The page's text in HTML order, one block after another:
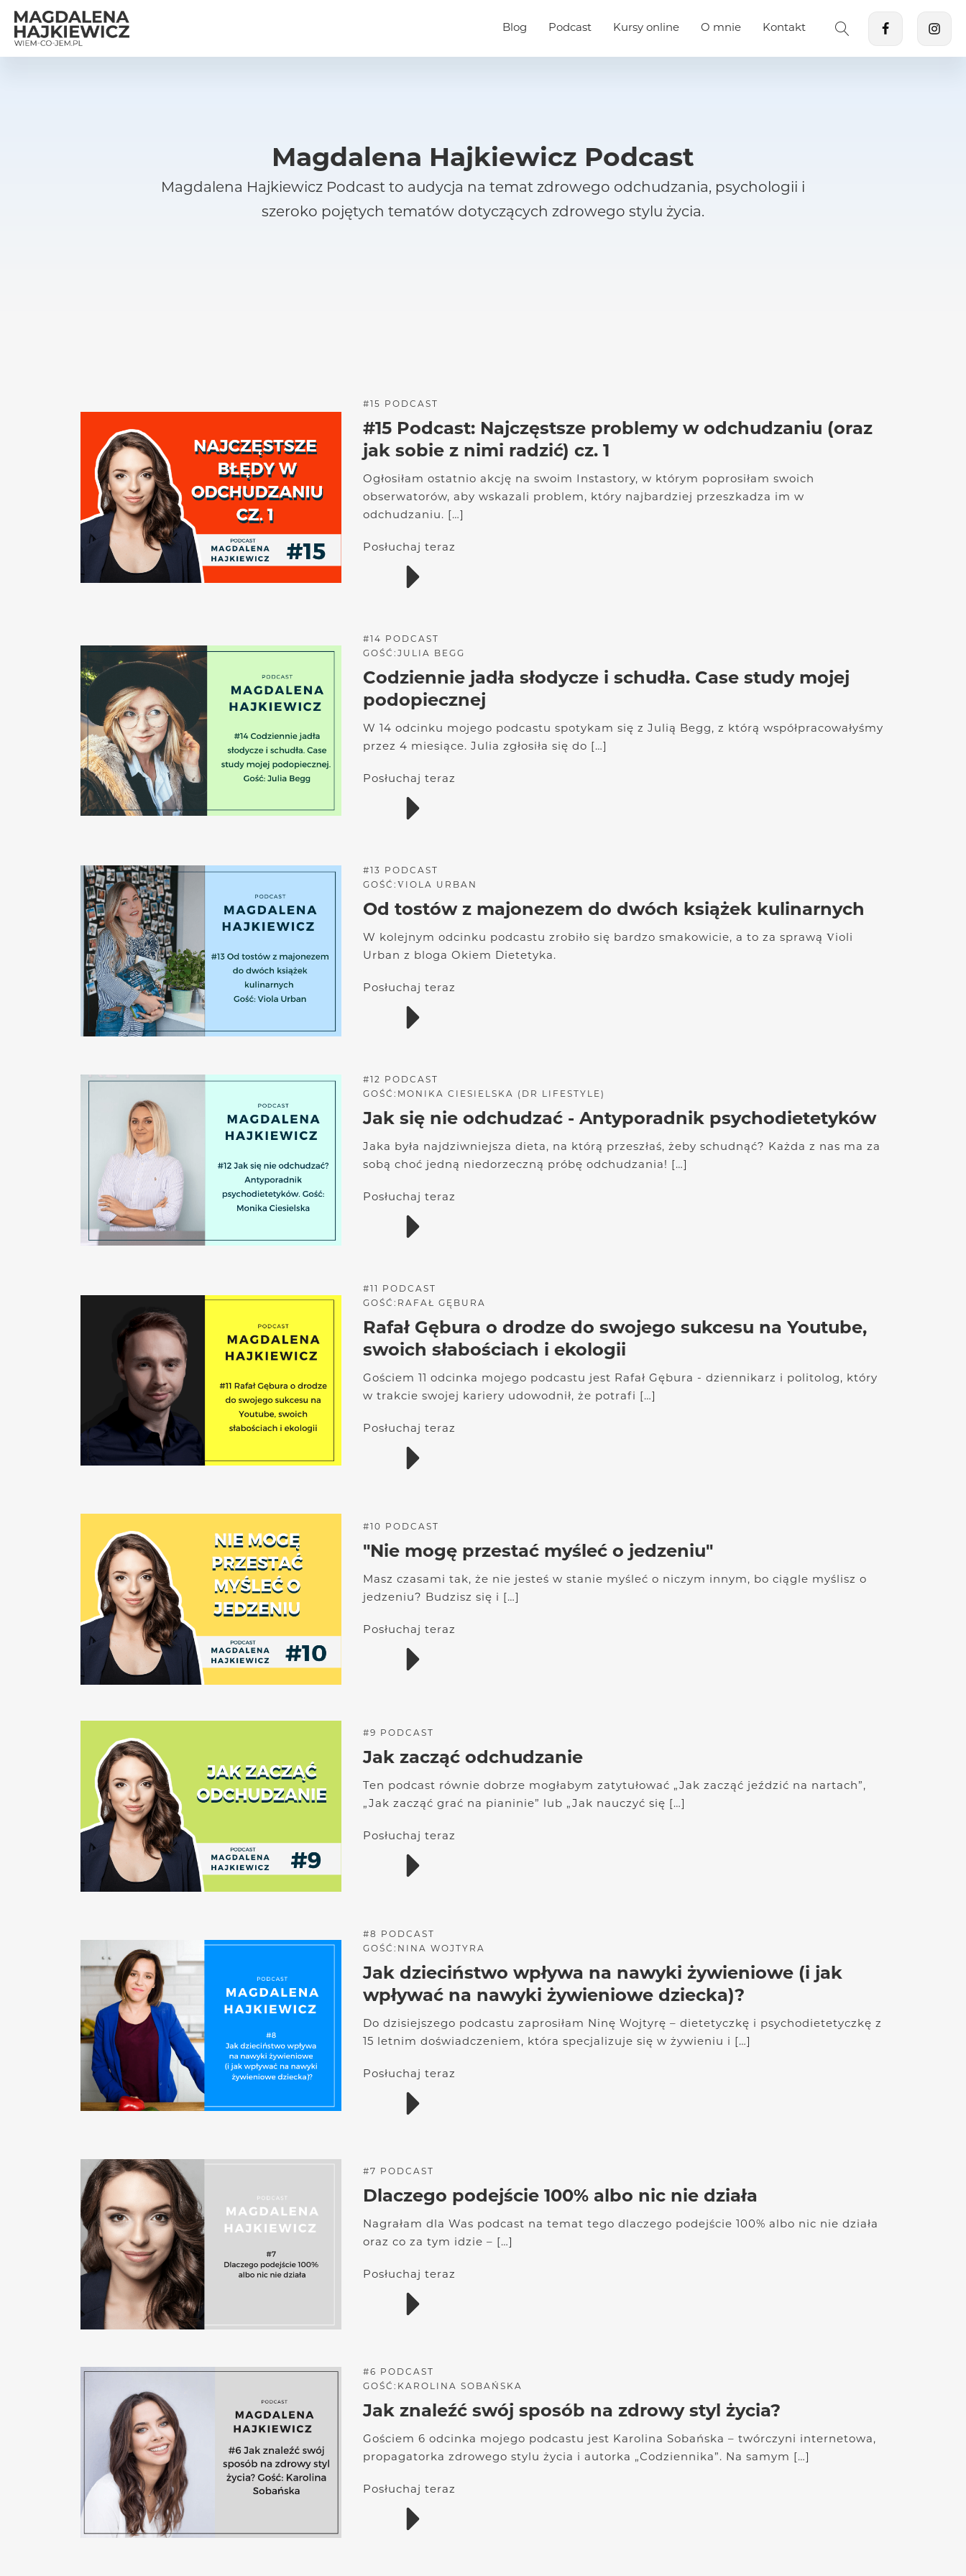
Blog Podcast Kursy online O mnie Kontakt
Magdalena Hajkiewicz Podcast
Magdalena Hajkiewicz Podcast to audycja na temat zdrowego odchudzania, psychologii i
szeroko pojętych tematów dotyczących zdrowego stylu życia.
# 15 PODCAST
#15 Podcast: Najczęstsze problemy w odchudzaniu (oraz
jak sobie z nimi radzić) cz. 1
Ogłosiłam ostatnio akcję na swoim Instastory, w którym poprosiłam swoich
obserwatorów, aby wskazali problem, który najbardziej przeszkadza im w
odchudzaniu. […]
Posłuchaj teraz
# 14
PODCAST
GOŚĆ:JULIA BEGG
Codziennie jadła słodycze i schudła. Case study mojej
podopiecznej
W 14 odcinku mojego podcastu spotykam się z Julią Begg, z którą współpracowałyśmy
przez 4 miesiące. Julia zgłosiła się do […]
Posłuchaj teraz
# 13
PODCAST
GOŚĆ: VIOLA URBAN
Od tostów z majonezem do dwóch książek kulinarnych
W kolejnym odcinku podcastu zrobiło się bardzo smakowicie, a to za sprawą Violi
Urban z bloga Okiem Dietetyka.
Posłuchaj teraz
# 12
PODCAST
GOŚĆ: MONIKA CIESIELSKA (DR LIFESTYLE)
Jak się nie odchudzać - Antyporadnik psychodietetyków
Jaka była najdziwniejsza dieta, na którą przeszłaś, żeby schudnąć? Każda z nas ma za
sobą choć jedną niedorzeczną próbę odchudzania! […]
Posłuchaj teraz
#
PODCAST
GOŚĆ: RAFAŁ GĘBURA
Rafał Gębura o drodze do swojego sukcesu na Youtube,
swoich słabościach i ekologii
Gościem 11 odcinka mojego podcastu jest Rafał Gębura - dziennikarz i politolog, który
w trakcie swojej kariery udowodnił, że potrafi […]
Posłuchaj teraz
# 10 PODCAST
"Nie mogę przestać myśleć o jedzeniu"
Masz czasami tak, że nie jesteś w stanie myśleć o niczym innym, bo ciągle myślisz o
jedzeniu? Budzisz się i […]
Posłuchaj teraz
#9 PODCAST
Jak zacząć odchudzanie
Ten podcast równie dobrze mogłabym zatytułować „Jak zacząć jeździć na nartach”,
„Jak zacząć grać na pianinie” lub „Jak nauczyć się […]
Posłuchaj teraz
#8
PODCAST
GOŚĆ: NINA WOJTYRA
Jak dzieciństwo wpływa na nawyki żywieniowe (i jak
wpływać na nawyki żywieniowe dziecka)?
Do dzisiejszego podcastu zaprosiłam Ninę Wojtyrę – dietetyczkę i psychodietetyczkę z
15 letnim doświadczeniem, która specjalizuje się w żywieniu i […]
Posłuchaj teraz
#7 PODCAST
Dlaczego podejście 100% albo nic nie działa
Nagrałam dla Was podcast na temat tego dlaczego podejście 100% albo nic nie działa
oraz co za tym idzie – […]
Posłuchaj teraz
#6
PODCAST
GOŚĆ: KAROLINA SOBAŃSKA
Jak znaleźć swój sposób na zdrowy styl życia?
Gościem 6 odcinka mojego podcastu jest Karolina Sobańska – twórczyni internetowa,
propagatorka zdrowego stylu życia i autorka „Codziennika”. Na samym […]
Posłuchaj teraz